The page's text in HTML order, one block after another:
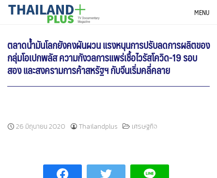
SkipTHAILANDPLUS NEWS MENU
ตลาดน้ำมันโลกยังคงผันผวน แรงหนุนการปรับลดการผลิตของ
กลุ่มโอเปกพลัส ความกังวลการแพร่เชื้อไวรัสโควิด-19 รอบ
สอง และสงครามการค้าสหรัฐฯ กับจีนเริ่มคลี่คลาย
26 มิถุนายน 2020 Thailandplus เศรษฐกิจ